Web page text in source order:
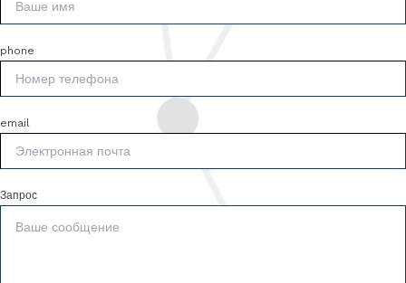
phone
email
Запрос